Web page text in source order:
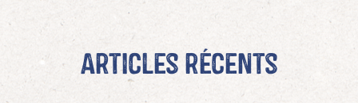
Articles récents